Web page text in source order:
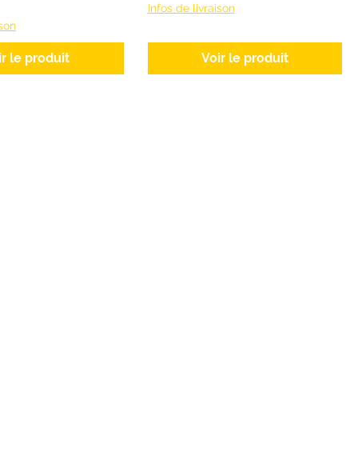
le produit
Infos de livraison
Voir le produit